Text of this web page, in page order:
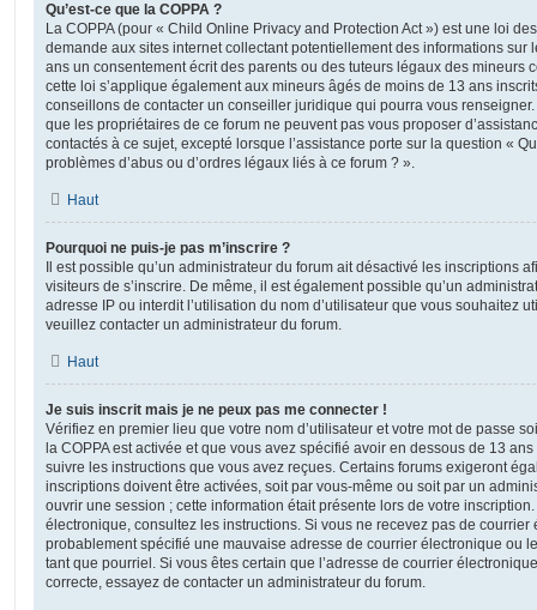
Qu’est-ce que la COPPA ?
La COPPA (pour « Child Online Privacy and Protection Act ») est une loi
demande aux sites internet collectant potentiellement des informations sur
ans un consentement écrit des parents ou des tuteurs légaux des mineurs
cette loi s’applique également aux mineurs âgés de moins de 13 ans
conseillons de contacter un conseiller juridique qui pourra vous
que les propriétaires de ce forum ne peuvent pas vous proposer
contactés à ce sujet, excepté lorsque l’assistance porte sur la question «
problèmes d’abus ou d’ordres légaux liés à ce forum ? ».
Haut
Pourquoi ne puis-je pas m’inscrire ?
Il est possible qu’un administrateur du forum ait désactivé les inscriptions
visiteurs de s’inscrire. De même, il est également possible qu’un
adresse IP ou interdit l’utilisation du nom d’utilisateur que vous souhaitez
veuillez contacter un administrateur du forum.
Haut
Je suis inscrit mais je ne peux pas me connecter !
Vérifiez en premier lieu que votre nom d’utilisateur et votre mot de passe
la COPPA est activée et que vous avez spécifié avoir en dessous de 13
suivre les instructions que vous avez reçues. Certains forums exigeront
inscriptions doivent être activées, soit par vous-même ou soit par un
ouvrir une session ; cette information était présente lors de votre
électronique, consultez les instructions. Si vous ne recevez pas de courrier
probablement spécifié une mauvaise adresse de courrier électronique ou
tant que pourriel. Si vous êtes certain que l’adresse de courrier
correcte, essayez de contacter un administrateur du forum.